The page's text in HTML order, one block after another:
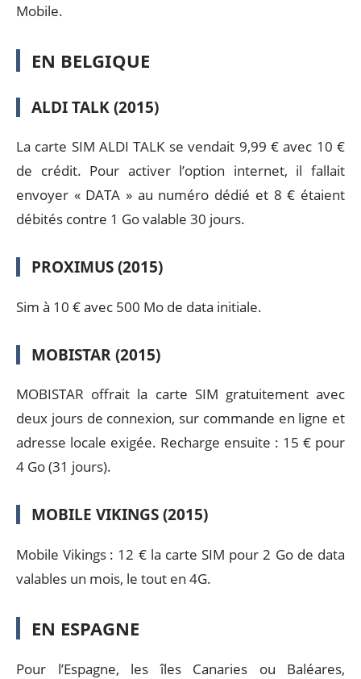
Mobile.
EN BELGIQUE
ALDI TALK (2015)
La carte SIM ALDI TALK se vendait 9,99 € avec 10 €
de crédit. Pour activer l’option internet, il fallait
envoyer « DATA » au numéro dédié et 8 € étaient
débités contre 1 Go valable 30 jours.
PROXIMUS (2015)
Sim à 10 € avec 500 Mo de data initiale.
MOBISTAR (2015)
MOBISTAR offrait la carte SIM gratuitement avec
deux jours de connexion, sur commande en ligne et
adresse locale exigée. Recharge ensuite : 15 € pour
4 Go (31 jours).
MOBILE VIKINGS (2015)
Mobile Vikings : 12 € la carte SIM pour 2 Go de data
valables un mois, le tout en 4G.
EN ESPAGNE
Pour l’Espagne, les îles Canaries ou Baléares,